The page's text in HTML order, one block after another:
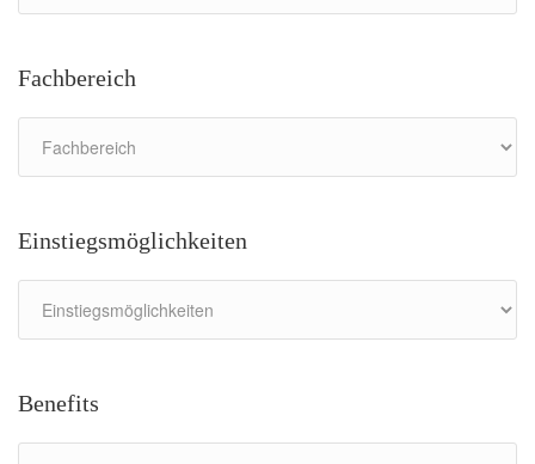
Fachbereich
Einstiegsmöglichkeiten
Benefits